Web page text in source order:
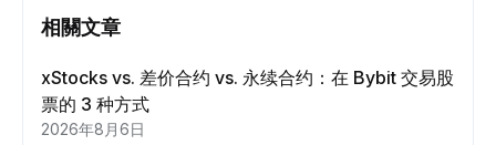
相關文章
xStocks vs. 差价合约 vs. 永续合约：在 Bybit 交易股
票的 3 种方式
2026年8月6日